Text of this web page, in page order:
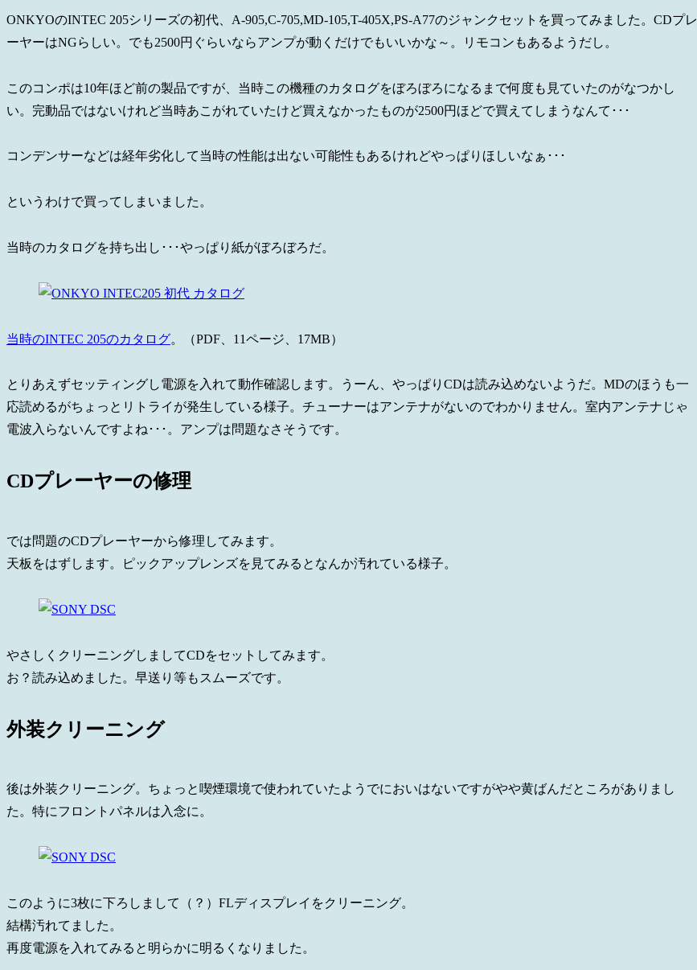
ONKYOのINTEC 205シリーズの初代、A-905,C-705,MD-105,T-405X,PS-A77のジャンクセットを買ってみました。CDプレ
ーヤーはNGらしい。でも2500円ぐらいならアンプが動くだけでもいいかな～。リモコンもあるようだし。
このコンポは10年ほど前の製品ですが、当時この機種のカタログをぼろぼろになるまで何度も見ていたのがなつかし
い。完動品ではないけれど当時あこがれていたけど買えなかったものが2500円ほどで買えてしまうなんて･･･
コンデンサーなどは経年劣化して当時の性能は出ない可能性もあるけれどやっぱりほしいなぁ･･･
というわけで買ってしまいました。
当時のカタログを持ち出し･･･やっぱり紙がぼろぼろだ。
当時のINTEC 205のカタログ。（PDF、11ページ、17MB）
とりあえずセッティングし電源を入れて動作確認します。うーん、やっぱりCDは読み込めないようだ。MDのほうも一
応読めるがちょっとリトライが発生している様子。チューナーはアンテナがないのでわかりません。室内アンテナじゃ
電波入らないんですよね･･･。アンプは問題なさそうです。
CDプレーヤーの修理
では問題のCDプレーヤーから修理してみます。
天板をはずします。ピックアップレンズを見てみるとなんか汚れている様子。
やさしくクリーニングしましてCDをセットしてみます。
お？読み込めました。早送り等もスムーズです。
外装クリーニング
後は外装クリーニング。ちょっと喫煙環境で使われていたようでにおいはないですがやや黄ばんだところがありまし
た。特にフロントパネルは入念に。
このように3枚に下ろしまして（？）FLディスプレイをクリーニング。
結構汚れてました。
再度電源を入れてみると明らかに明るくなりました。